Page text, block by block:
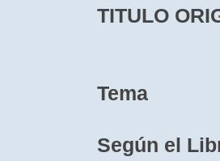
TITULO
Tema
Según el